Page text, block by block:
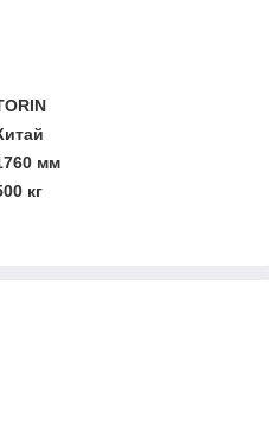
мм
кг